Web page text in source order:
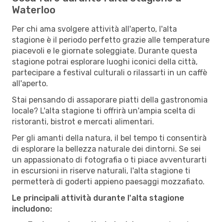
Waterloo
Per chi ama svolgere attività all'aperto, l'alta
stagione è il periodo perfetto grazie alle temperature
piacevoli e le giornate soleggiate. Durante questa
stagione potrai esplorare luoghi iconici della città,
partecipare a festival culturali o rilassarti in un caffè
all'aperto.
Stai pensando di assaporare piatti della gastronomia
locale? L'alta stagione ti offrirà un'ampia scelta di
ristoranti, bistrot e mercati alimentari.
Per gli amanti della natura, il bel tempo ti consentirà
di esplorare la bellezza naturale dei dintorni. Se sei
un appassionato di fotografia o ti piace avventurarti
in escursioni in riserve naturali, l'alta stagione ti
permetterà di goderti appieno paesaggi mozzafiato.
Le principali attività durante l'alta stagione
includono: